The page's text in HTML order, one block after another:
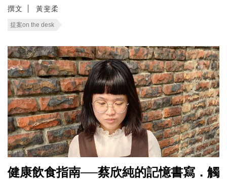
撰文 黃斐柔
提案on the desk
健康飲食指南──蔡欣純的記憶書寫．觸